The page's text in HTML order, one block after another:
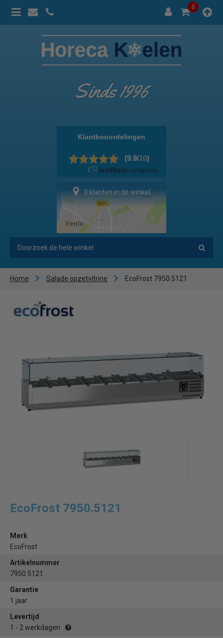
0
Sinds 1996
3 klanten in de winkel
Home Salade opzetvitrine EcoFrost 7950.5121
EcoFrost 7950.5121
Merk
EcoFrost
Artikelnummer
7950.5121
Garantie
1 jaar
Levertijd
1 - 2 werkdagen